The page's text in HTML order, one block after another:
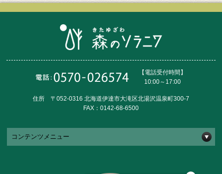
【電話受付時間】
10:00～17:00
住所 〒052-0316 北海道伊達市大滝区北湯沢温泉町300-7
FAX：0142-68-6500
コンテンツメニュー